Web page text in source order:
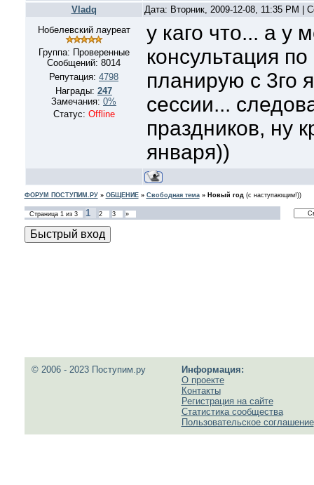
Vladq
Дата: Вторник, 2009-12-08, 11:35 PM |
Нобелевский лауреат
Группа: Проверенные
Сообщений: 8014
Репутация: 4798
Награды: 247
Замечания: 0%
Статус: Offline
у каго что... а у
консультация
планирую с 3го
сессии...
праздников, ну
января))
ФОРУМ ПОСТУПИМ.РУ» ОБЩЕНИЕ» Свободная тема» Новый год (с наступающим!))
Страница 1из 3 1 2 3 »
© 2006 - 2023 Поступим.ру
Информация:
О проекте
Контакты
Регистрация на сайте
Статистика сообщества
Пользовательское соглашение